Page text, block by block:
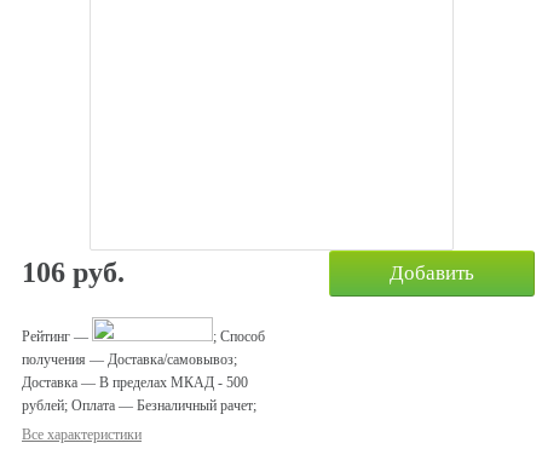
106 руб.
Рейтинг — ; Способ
получения — Доставка/самовывоз;
Доставка — В пределах МКАД - 500
рублей; Оплата — Безналичный рачет;
Все характеристики
Добавить